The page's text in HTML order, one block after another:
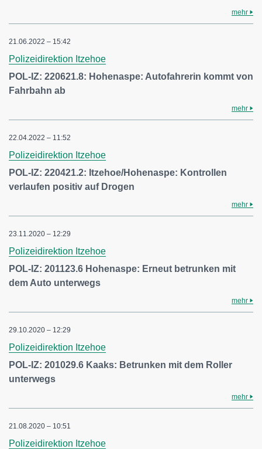
mehr
21.06.2022 – 15:42
Polizeidirektion Itzehoe
POL-IZ: 220621.8: Hohenaspe: Autofahrerin kommt von
Fahrbahn ab
mehr
22.04.2022 – 11:52
Polizeidirektion Itzehoe
POL-IZ: 220421.2: Itzehoe/Hohenaspe: Kontrollen
verlaufen positiv auf Drogen
mehr
23.11.2020 – 12:29
Polizeidirektion Itzehoe
POL-IZ: 201123.6 Hohenaspe: Erneut betrunken mit
dem Auto unterwegs
mehr
29.10.2020 – 12:29
Polizeidirektion Itzehoe
POL-IZ: 201029.6 Kaaks: Betrunken mit dem Roller
unterwegs
mehr
21.08.2020 – 10:51
Polizeidirektion Itzehoe